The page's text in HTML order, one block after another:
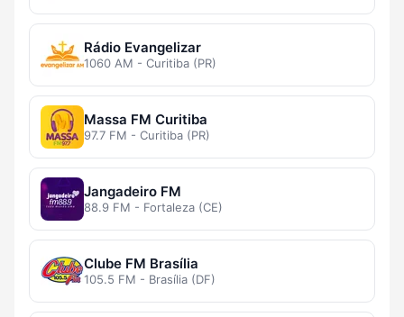
Rádio Evangelizar
1060 AM - Curitiba (PR)
Massa FM Curitiba
97.7 FM - Curitiba (PR)
Jangadeiro FM
88.9 FM - Fortaleza (CE)
Clube FM Brasília
105.5 FM - Brasília (DF)